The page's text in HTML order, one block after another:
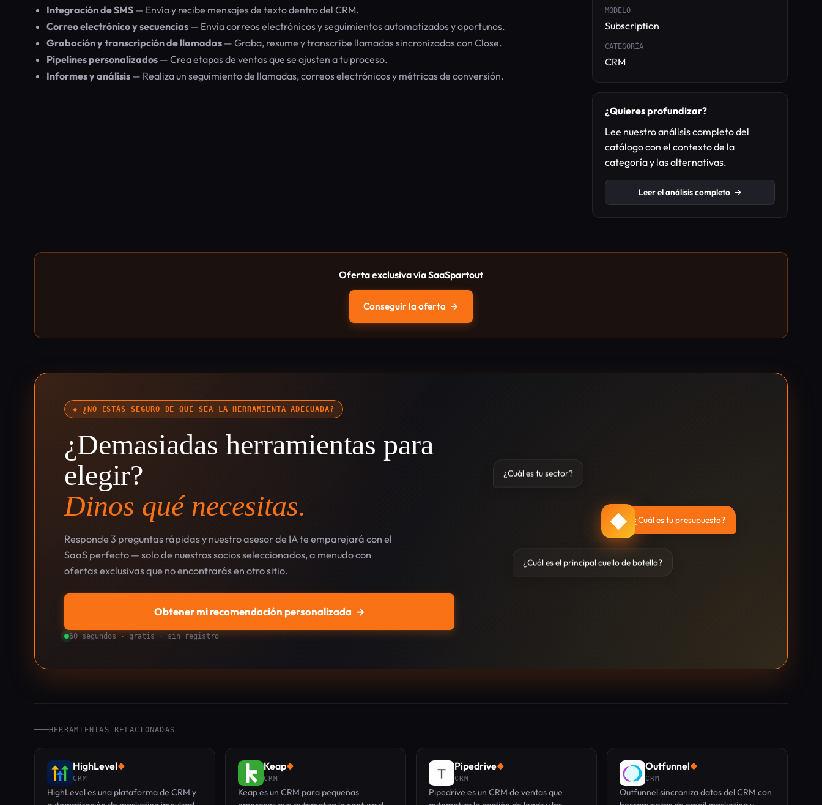
Integración de SMS — Envía y recibe mensajes de texto dentro del CRM.
Correo electrónico y secuencias — Envía correos electrónicos y seguimientos automatizados y oportunos.
Grabación y transcripción de llamadas — Graba, resume y transcribe llamadas sincronizadas con Close.
Pipelines personalizados — Crea etapas de ventas que se ajusten a tu proceso.
Informes y análisis — Realiza un seguimiento de llamadas, correos electrónicos y métricas de conversión.
MODELO
Subscription
CATEGORÍA
CRM
¿Quieres profundizar?
Lee nuestro análisis completo del
catálogo con el contexto de la
categoría y las alternativas.
Leer el análisis completo →
Oferta exclusiva vía SaaSpartout
Conseguir la oferta →
◆ ¿NO ESTÁS SEGURO DE QUE SEA LA HERRAMIENTA ADECUADA?
¿Demasiadas herramientas para
elegir?
Dinos qué necesitas.
Responde 3 preguntas rápidas y nuestro asesor de IA te emparejará con el
SaaS perfecto — solo de nuestros socios seleccionados, a menudo con
ofertas exclusivas que no encontrarás en otro sitio.
Obtener mi recomendación personalizada →
60 segundos · gratis · sin registro
¿Cuál es tu sector?
¿Cuál es tu presupuesto?
¿Cuál es el principal cuello de botella?
◆
HERRAMIENTAS RELACIONADAS
HighLevel◆
CRM
HighLevel es una plataforma de CRM y
Keap◆
CRM
Keap es un CRM para pequeñas
Pipedrive◆
CRM
Pipedrive es un CRM de ventas que
Outfunnel◆
CRM
Outfunnel sincroniza datos del CRM con